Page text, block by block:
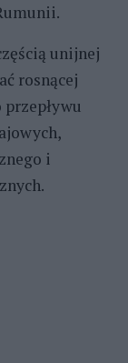
unijnej
rosnącej
i